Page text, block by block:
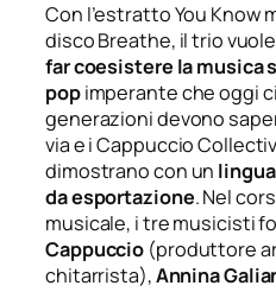
Con l’estratto You Know
disco Breathe, il trio
far coesistere la musica
popimperante che oggi
generazioni devono
via e i Cappuccio
dimostrano con un
da esportazione. Nel
musicale, i tre musicisti
Cappuccio (produttore
chitarrista),Annina